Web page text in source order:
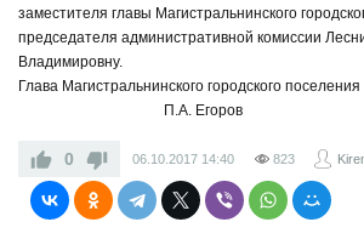
заместителя главы Магистральнинского
председателя административной комиссии
Владимировну.
Глава Магистральнинского
П.А. Егоров
0 06.10.2017 14:40 823